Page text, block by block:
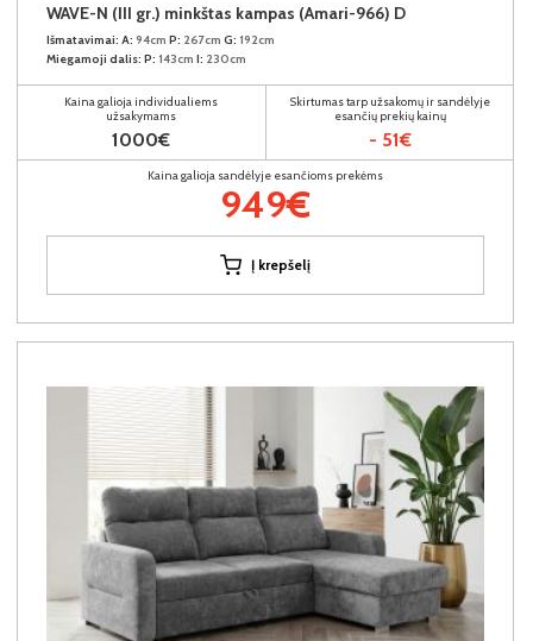
WAVE-N (III gr.) minkštas kampas (Amari-966) D
Išmatavimai: A: 94cm P: 267cm G: 192cm
Miegamoji dalis: P: 143cm I: 230cm
Kaina galioja individualiems
užsakymams
1000€
Skirtumas tarp užsakomų ir sandėlyje
esančių prekių kainų
- 51€
Kaina galioja sandėlyje esančioms prekėms
949€
Į krepšelį